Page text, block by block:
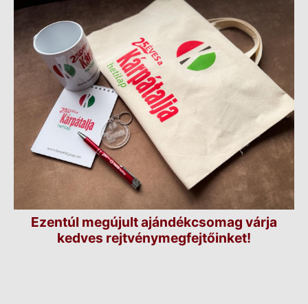
Ezentúl megújult ajándékcsomag várja
kedves rejtvénymegfejtőinket!